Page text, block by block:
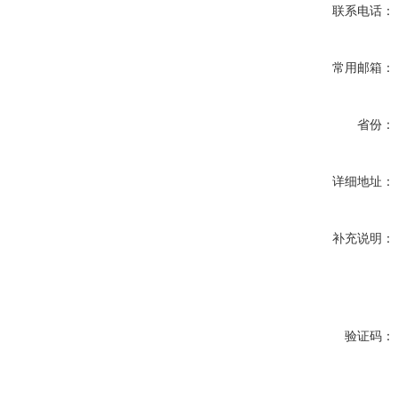
联系电话：
常用邮箱：
省份：
详细地址：
补充说明：
验证码：